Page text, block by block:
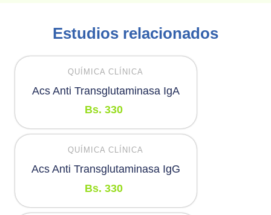
Estudios relacionados
QUÍMICA CLÍNICA
Acs Anti Transglutaminasa IgA
Bs. 330
QUÍMICA CLÍNICA
Acs Anti Transglutaminasa IgG
Bs. 330